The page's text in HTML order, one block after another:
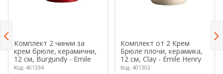
Комплект 2 чинии за
крем брюле, керамични,
12 см, Burgundy - Emile
Henry
Код: 401334
Комплект от 2 Крем
Брюле плочи, керамика,
12 см, Clay - Emile Henry
Код: 401302